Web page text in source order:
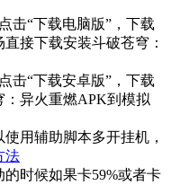
击“下载电脑版”，下载
接下载安装斗破苍穹：
击“下载安卓版”，下载
：异火重燃APK到模拟
用辅助脚本多开挂机，
法
时候如果卡59%或者卡